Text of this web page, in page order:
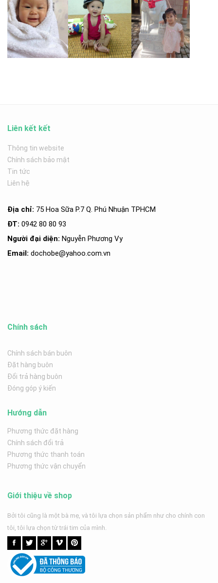
Liên kết kết
Thông tin website
Chính sách bảo mật
Tin tức
Liên hệ
Địa chỉ: 75 Hoa Sữa P.7 Q. Phú Nhuận TPHCM
ĐT: 0942 80 80 93
Người đại diện: Nguyễn Phương Vy
Email: dochobe@yahoo.com.vn
Chính sách
Chính sách bán buôn
Đặt hàng buôn
Đổi trả hàng buôn
Đóng góp ý kiến
Hướng dẫn
Phương thức đặt hàng
Chính sách đổi trả
Phương thức thanh toán
Phương thức vận chuyển
Giới thiệu về shop
Bởi tôi cũng là một bà mẹ, và tôi lựa chọn sản phẩm như cho chính con
tôi, tôi lựa chọn từ trái tim của mình.